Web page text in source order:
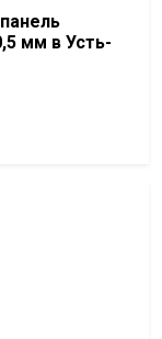
мм в Усть-